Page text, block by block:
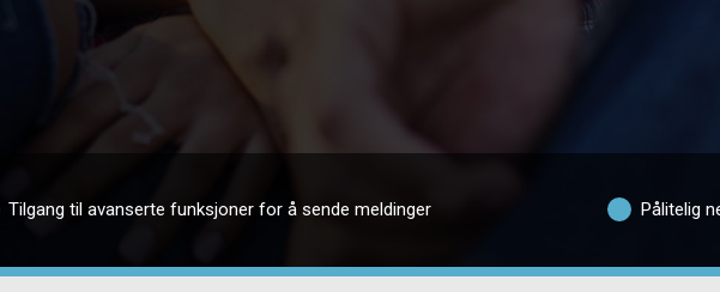
Tilgang til avanserte funksjoner for å sende meldinger Pålitelig